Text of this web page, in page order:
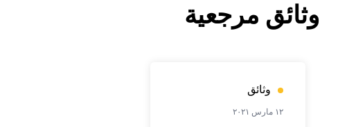
وثائق مرجعية
وثائق
١٢ مارس ٢٠٢١